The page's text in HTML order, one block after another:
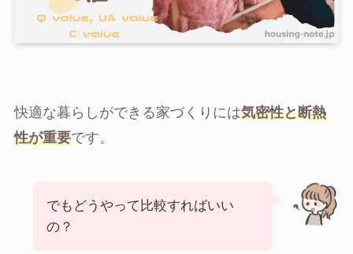
快適な暮らしができる家づくりには気密性と断熱
性が重要です。
でもどうやって比較すればいい
の？